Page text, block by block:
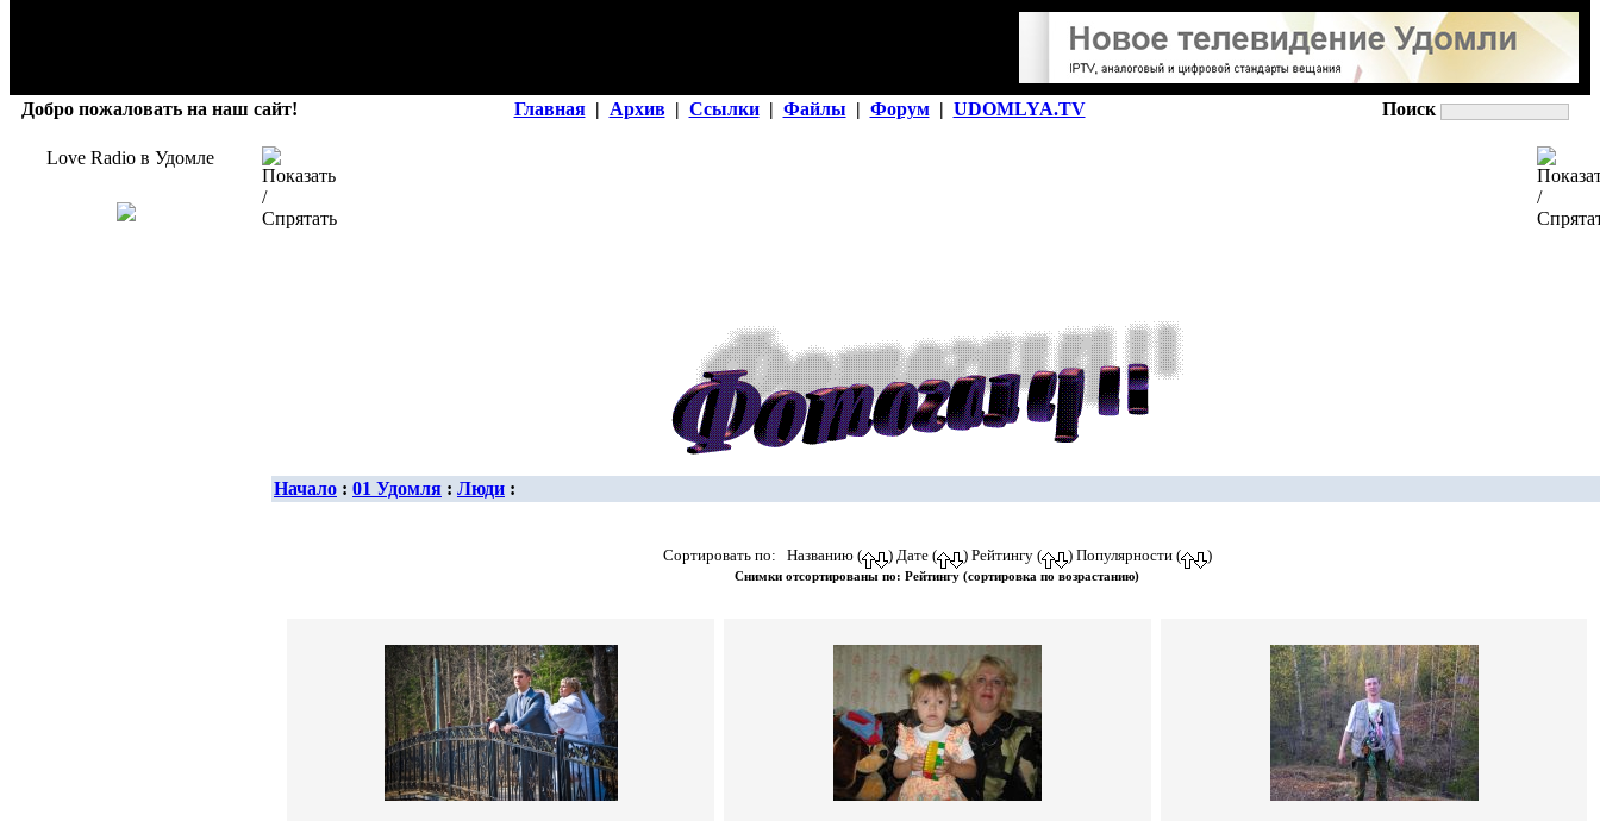
Добро пожаловать на наш сайт! Главная | Архив | Ссылки | Файлы | Форум | UDOMLYA.TV Поиск
Love Radio в Удомле
Начало : 01 Удомля : Люди :
Сортировать по: Названию ( ) Дате ( ) Рейтингу ( ) Популярности ( )
Снимки отсортированы по: Рейтингу (сортировка по возрастанию)